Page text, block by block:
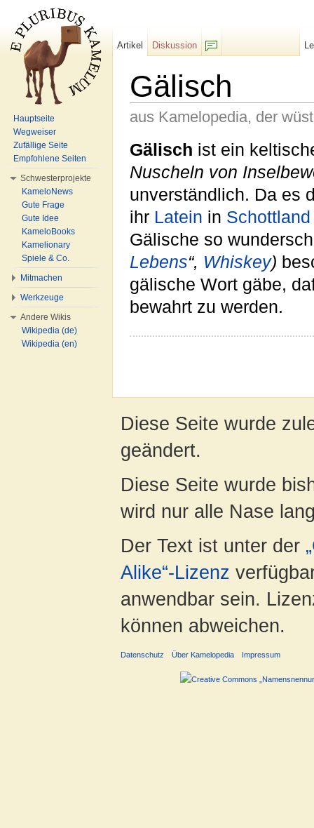
Gälisch
aus Kamelopedia, der
Gälisch ist ein
Nuscheln von
unverständlich. Da es
ihr Latein in Schottland
Gälische so
Lebens“, Whiskey)
gälische Wort gäbe,
bewahrt zu werden.
Artikel
Diskussion
Hauptseite
Wegweiser
Zufällige Seite
Empfohlene Seiten
Schwesterprojekte
KameloNews
Gute Frage
Gute Idee
KameloBooks
Kamelionary
Spiele & Co.
Mitmachen
Werkzeuge
Andere Wikis
Wikipedia (de)
Wikipedia (en)
Diese Seite wurde
geändert.
Diese Seite wurde
wird nur alle Nase
Der Text ist unter der
Alike“-Lizenz
anwendbar sein.
können abweichen.
Datenschutz Über Kamelopedia Impressum